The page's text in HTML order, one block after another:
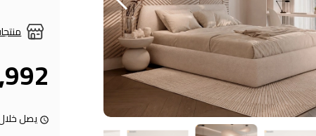
7,992
يصل خلال 15